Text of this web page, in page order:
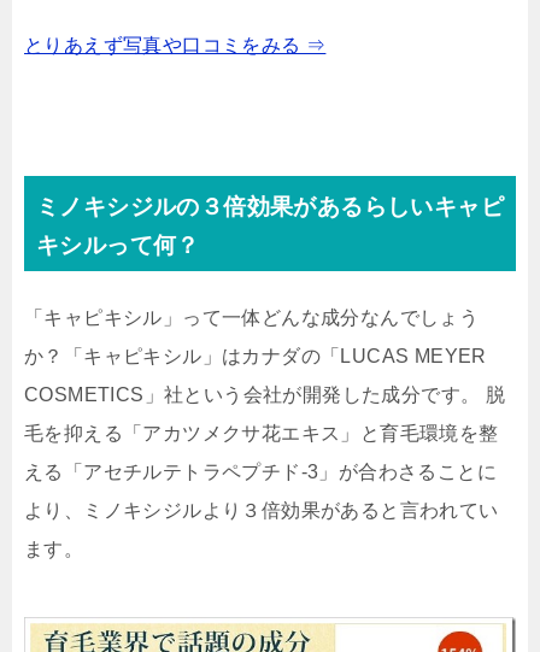
とりあえず写真や口コミをみる ⇒
ミノキシジルの３倍効果があるらしいキャピ
キシルって何？
「キャピキシル」って一体どんな成分なんでしょう
か？「キャピキシル」はカナダの「LUCAS MEYER
COSMETICS」社という会社が開発した成分です。 脱
毛を抑える「アカツメクサ花エキス」と育毛環境を整
える「アセチルテトラペプチド-3」が合わさることに
より、ミノキシジルより３倍効果があると言われてい
ます。